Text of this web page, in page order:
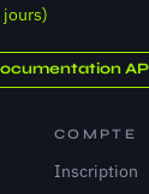
COMPTE
Inscription